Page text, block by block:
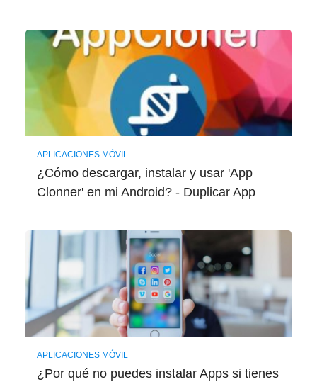
APLICACIONES MÓVIL
¿Cómo descargar, instalar y usar 'App
Clonner' en mi Android? - Duplicar App
APLICACIONES MÓVIL
¿Por qué no puedes instalar Apps si tienes